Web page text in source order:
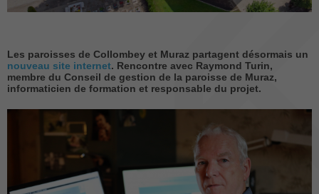
Les paroisses de Collombey et Muraz partagent désormais un
nouveau site internet. Rencontre avec Raymond Turin,
membre du Conseil de gestion de la paroisse de Muraz,
informaticien de formation et responsable du projet.